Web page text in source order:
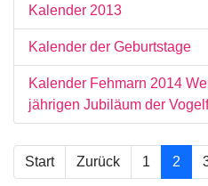
Kalender 2013
Kalender der Geburtstage
Kalender Fehmarn 2014
jährigen Jubiläum der
Start Zurück 1 2